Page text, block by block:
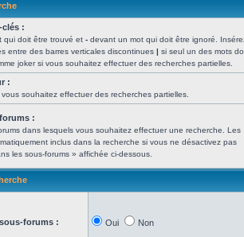
clés :
qui doit être trouvé et - devant un mot qui doit être ignoré.
entre des barres verticales discontinues | si seul un des mots
joker si vous souhaitez effectuer des recherches partielles.
:
souhaitez effectuer des recherches partielles.
:
dans lesquels vous souhaitez effectuer une recherche. Les
inclus dans la recherche si vous ne désactivez pas
les sous-forums » affichée ci-dessous.
forums : Oui Non